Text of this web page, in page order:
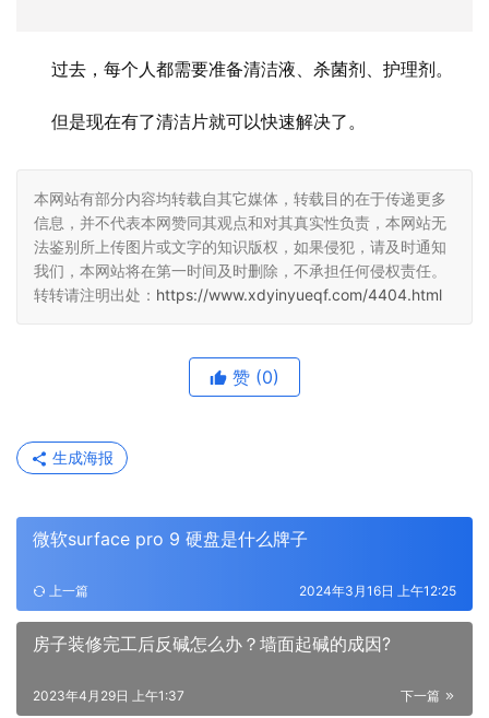
过去，每个人都需要准备清洁液、杀菌剂、护理剂。
但是现在有了清洁片就可以快速解决了。
本网站有部分内容均转载自其它媒体，转载目的在于传递更多
信息，并不代表本网赞同其观点和对其真实性负责，本网站无
法鉴别所上传图片或文字的知识版权，如果侵犯，请及时通知
我们，本网站将在第一时间及时删除，不承担任何侵权责任。
转转请注明出处： https://www.xdyinyueqf.com/4404.html
赞 (0)
生成海报
微软surface pro 9 硬盘是什么牌子
上一篇 2024年3月16日 上午12:25
房子装修完工后反碱怎么办？墙面起碱的成因?
下一篇
2023年4月29日 上午1:37